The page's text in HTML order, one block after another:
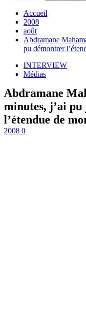
Accueil
2008
août
Abdramane
pu démontrer
INTERVIEW
Médias
Abdramane
minutes, j’ai
l’étendue de
2008 0